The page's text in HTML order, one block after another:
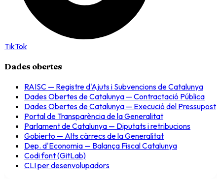
TikTok
Dades obertes
RAISC — Registre d'Ajuts i Subvencions de Catalunya
Dades Obertes de Catalunya — Contractació Pública
Dades Obertes de Catalunya — Execució del Pressupost
Portal de Transparència de la Generalitat
Parlament de Catalunya — Diputats i retribucions
Gobierto — Alts càrrecs de la Generalitat
Dep. d'Economia — Balança Fiscal Catalunya
Codi font (GitLab)
CLI per desenvolupadors